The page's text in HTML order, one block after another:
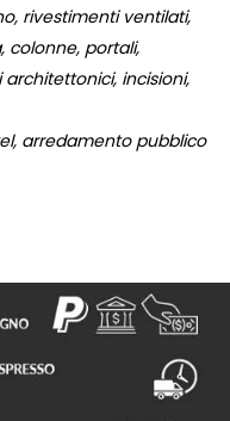
rivestimenti ventilati,
colonne, portali,
incisioni,
arredamento pubblico